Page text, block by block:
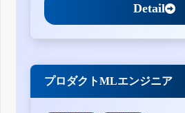
Detail
プロダクトMLエンジニア